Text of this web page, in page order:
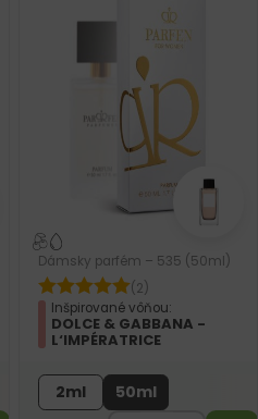
Dámsky parfém – 535 (50ml)
(2)
Inšpirované vôňou:
DOLCE & GABBANA -
L‘IMPÉRATRICE
2ml 50ml